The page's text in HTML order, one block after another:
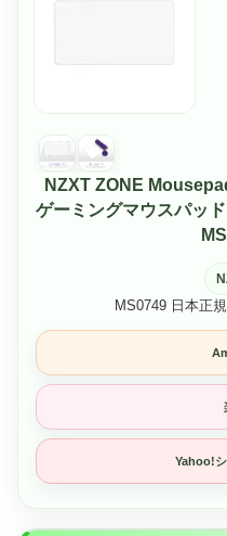
NZXT ZONE
ゲーミングマウスパッ
MS0749 日本正
Yahoo!